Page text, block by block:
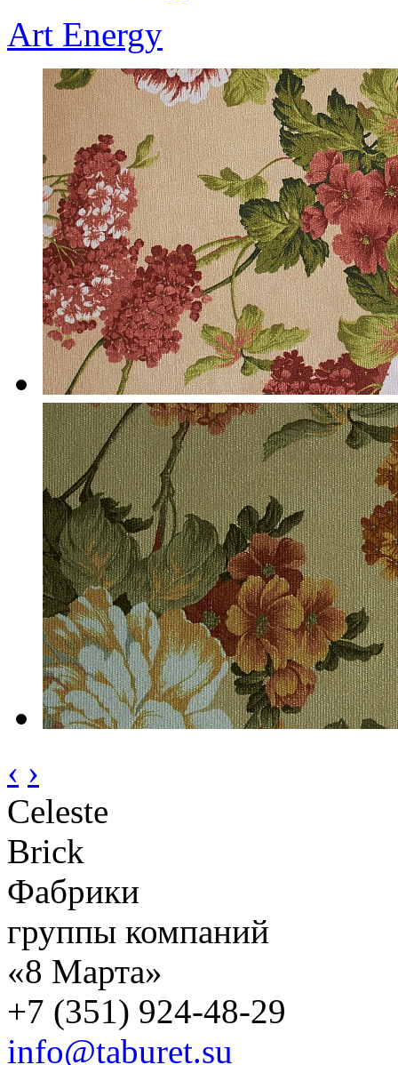
Art Energy
‹ ›
Celeste
Brick
Фабрики
группы компаний
«8 Марта»
+7 (351) 924-48-29
info@taburet.su